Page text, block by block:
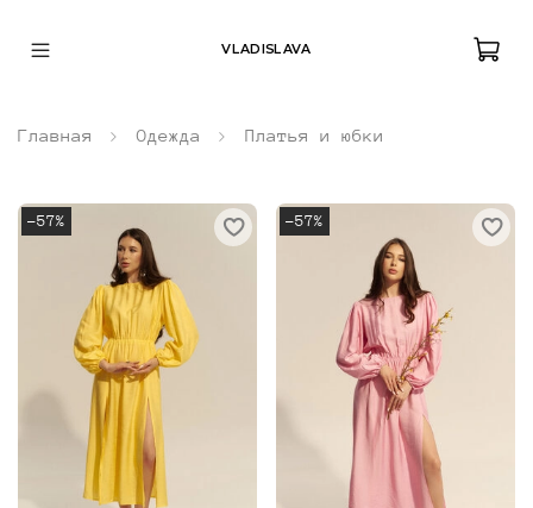
VLADISLAVA
Главная Одежда Платья и юбки
-57% -57%